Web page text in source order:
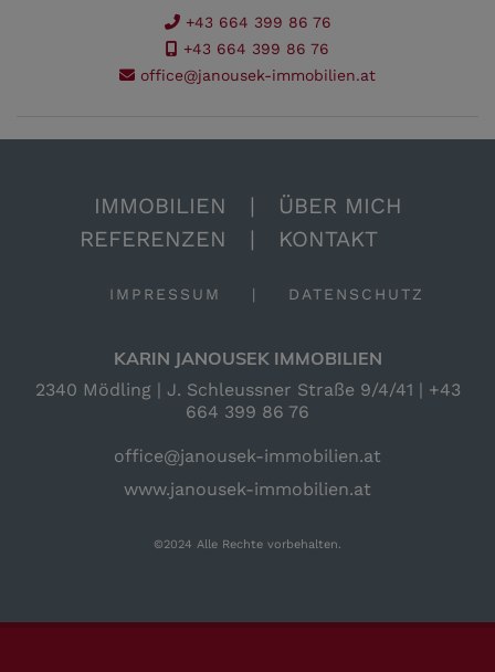
+43 664 399 86 76
+43 664 399 86 76
office@janousek-immobilien.at
IMMOBILIEN |
ÜBER MICH
REFERENZEN | KONTAKT
IMPRESSUM | DATENSCHUTZ
KARIN JANOUSEK IMMOBILIEN
2340 Mödling | J. Schleussner Straße 9/4/41 | +43
664 399 86 76
office@janousek-immobilien.at
www.janousek-immobilien.at
©2024 Alle Rechte vorbehalten.